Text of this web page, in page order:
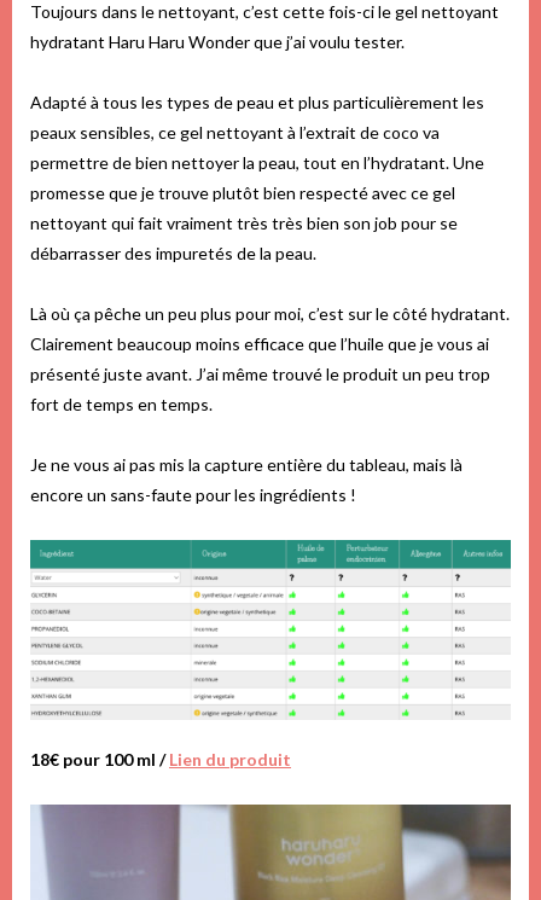
Toujours dans le nettoyant, c’est cette fois-ci le gel nettoyant
hydratant Haru Haru Wonder que j’ai voulu tester.
Adapté à tous les types de peau et plus particulièrement les
peaux sensibles, ce gel nettoyant à l’extrait de coco va
permettre de bien nettoyer la peau, tout en l’hydratant. Une
promesse que je trouve plutôt bien respecté avec ce gel
nettoyant qui fait vraiment très très bien son job pour se
débarrasser des impuretés de la peau.
Là où ça pêche un peu plus pour moi, c’est sur le côté hydratant.
Clairement beaucoup moins efficace que l’huile que je vous ai
présenté juste avant. J’ai même trouvé le produit un peu trop
fort de temps en temps.
Je ne vous ai pas mis la capture entière du tableau, mais là
encore un sans-faute pour les ingrédients !
18€ pour 100 ml /Lien du produit